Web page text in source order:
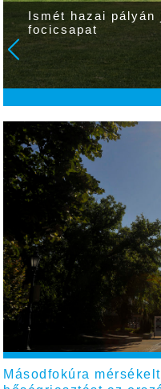
Ismét hazai
focicsapat
Másodfokúra